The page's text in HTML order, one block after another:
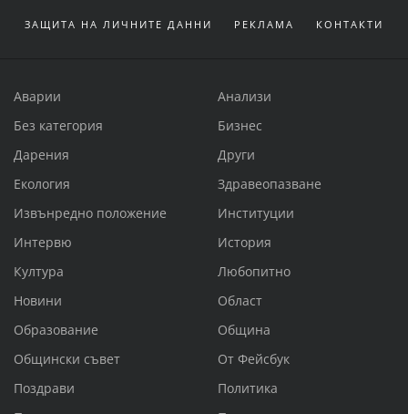
ЗАЩИТА НА ЛИЧНИТЕ ДАННИ РЕКЛАМА КОНТАКТИ
Аварии
Анализи
Без категория
Бизнес
Дарения
Други
Екология
Здравеопазване
Извънредно положение
Институции
Интервю
История
Култура
Любопитно
Новини
Област
Образование
Община
Общински съвет
От Фейсбук
Поздрави
Политика